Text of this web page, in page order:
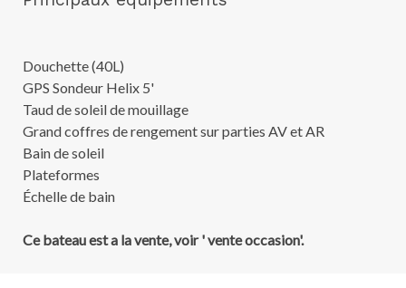
Douchette (40L)
GPS Sondeur Helix 5'
Taud de soleil de mouillage
Grand coffres de rengement sur parties AV et AR
Bain de soleil
Plateformes
Échelle de bain
Ce bateau est a la vente, voir ' vente occasion'.